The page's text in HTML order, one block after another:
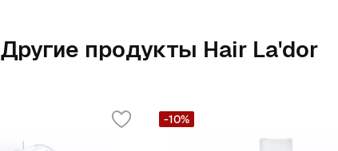
Другие продукты Hair La'dor
-10%